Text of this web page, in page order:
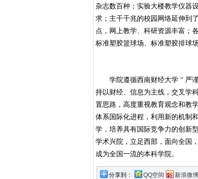
杂志数百种；实验大楼教学仪器
求；主干千兆的校园网络延伸到
点，网上教学、科研资源丰富；
标准塑胶篮球场、标准塑胶排球
学院遵循西南财经大学 “ 严
持以财经、信息为主线，交叉学
置思路，高度重视教育观念和教
体系国际化进程，利用新的机制
学，培养具有国际竞争力的创新
学术兴院，立足西部，面向全国
成为全国一流的本科学院。
分享到： QQ空间 新浪微博